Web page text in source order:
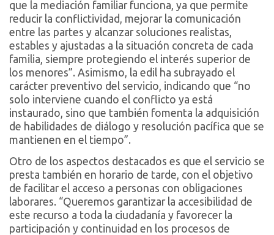
que la mediación familiar funciona, ya que permite
reducir la conflictividad, mejorar la comunicación
entre las partes y alcanzar soluciones realistas,
estables y ajustadas a la situación concreta de cada
familia, siempre protegiendo el interés superior de
los menores”. Asimismo, la edil ha subrayado el
carácter preventivo del servicio, indicando que “no
solo interviene cuando el conflicto ya está
instaurado, sino que también fomenta la adquisición
de habilidades de diálogo y resolución pacífica que se
mantienen en el tiempo”.
Otro de los aspectos destacados es que el servicio se
presta también en horario de tarde, con el objetivo
de facilitar el acceso a personas con obligaciones
laborares. “Queremos garantizar la accesibilidad de
este recurso a toda la ciudadanía y favorecer la
participación y continuidad en los procesos de